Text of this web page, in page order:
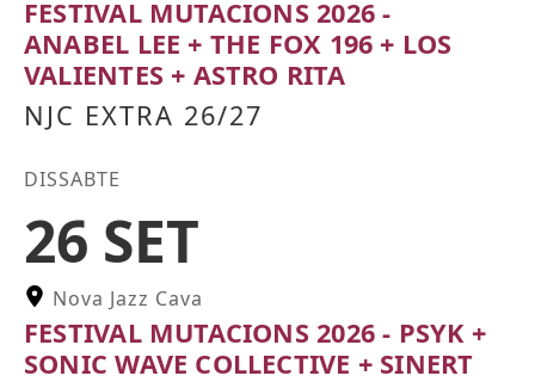
FESTIVAL MUTACIONS 2026 -
ANABEL LEE + THE FOX 196 + LOS
VALIENTES + ASTRO RITA
NJC EXTRA 26/27
DISSABTE
26 SET
Nova Jazz Cava
FESTIVAL MUTACIONS 2026 - PSYK +
SONIC WAVE COLLECTIVE + SINERT